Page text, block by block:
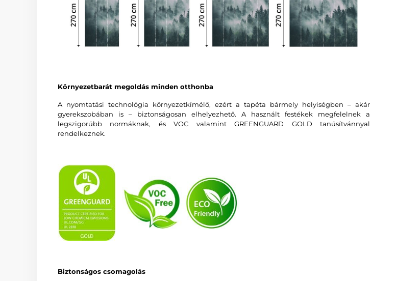
Környezetbarát megoldás minden otthonba
A nyomtatási technológia környezetkímélő, ezért a tapéta bármely helyiségben – akár
gyerekszobában is – biztonságosan elhelyezhető. A használt festékek megfelelnek a
legszigorúbb normáknak, és VOC valamint GREENGUARD GOLD tanúsítvánnyal
rendelkeznek.
Biztonságos csomagolás